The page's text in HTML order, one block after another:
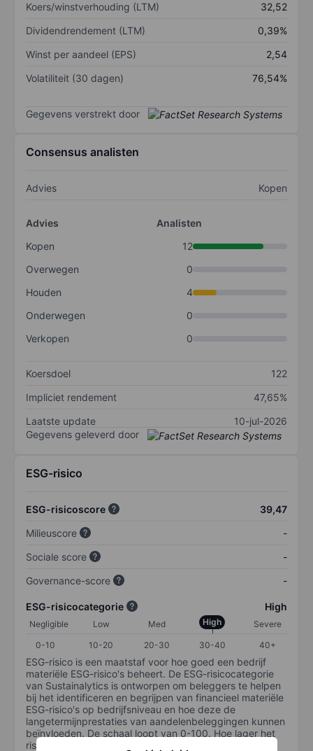
Koers/winstverhouding (LTM)
32,52
Dividendrendement (LTM)
0,39%
Winst per aandeel (EPS)
2,54
Volatiliteit (30 dagen)
76,54%
Gegevens verstrekt door
Consensus analisten
Advies Kopen
Advies
Analisten
Kopen
12
Overwegen
0
Houden
4
Onderwegen
0
Verkopen
0
Koersdoel
122
Impliciet rendement
47,65%
Laatste update
10-jul-2026
Gegevens geleverd door
ESG-risico
ESG-risicoscore
39,47
Milieuscore
-
Sociale score
-
Governance-score
-
ESG-risicocategorie High
Negligible Low Med High
Severe
0-10
10-20 20-30 30-40 40+
ESG-risico is een maatstaf voor hoe goed een bedrijf
materiële ESG-risico's beheert. De ESG-risicocategorie
van Sustainalytics is ontworpen om beleggers te helpen
bij het identificeren en begrijpen van financieel materiële
ESG-risico's op bedrijfsniveau en hoe deze de
langetermijnprestaties van aandelenbeleggingen kunnen
beïnvloeden. De schaal loopt van 0-100. Hoe lager het
risico, hoe beter (0 staat voor geen risico en 100 voor